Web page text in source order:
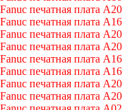
Fanuc печатная плата
Fanuc печатная плата
Fanuc печатная плата
Fanuc печатная плата
Fanuc печатная плата
Fanuc печатная плата
Fanuc печатная плата
Fanuc печатная плата